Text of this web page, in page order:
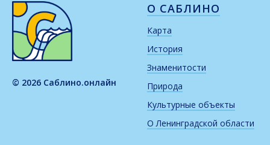
© 2026 Саблино.онлайн
О САБЛИНО
Карта
История
Знаменитости
Природа
Культурные объекты
О Ленинградской области